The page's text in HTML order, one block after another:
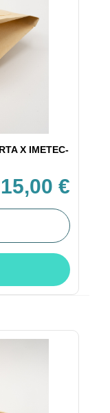
X IMETEC-
15,00 €